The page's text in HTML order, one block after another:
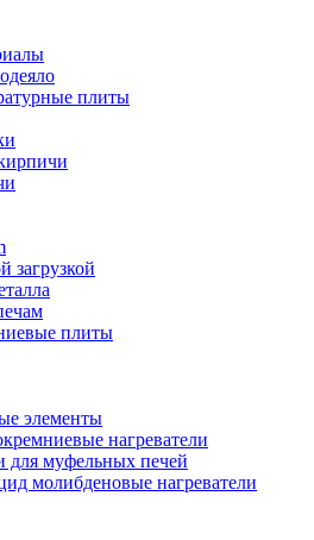
плиты
загрузкой
плиты
элементы
нагреватели
для муфельных печей
молибденовые нагреватели